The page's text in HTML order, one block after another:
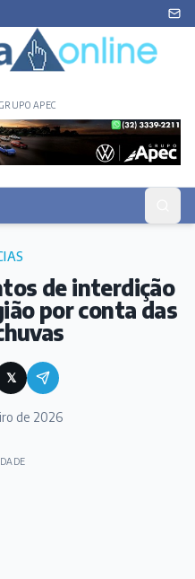
APEC
de interdição
por conta das
𝕏
de 2026